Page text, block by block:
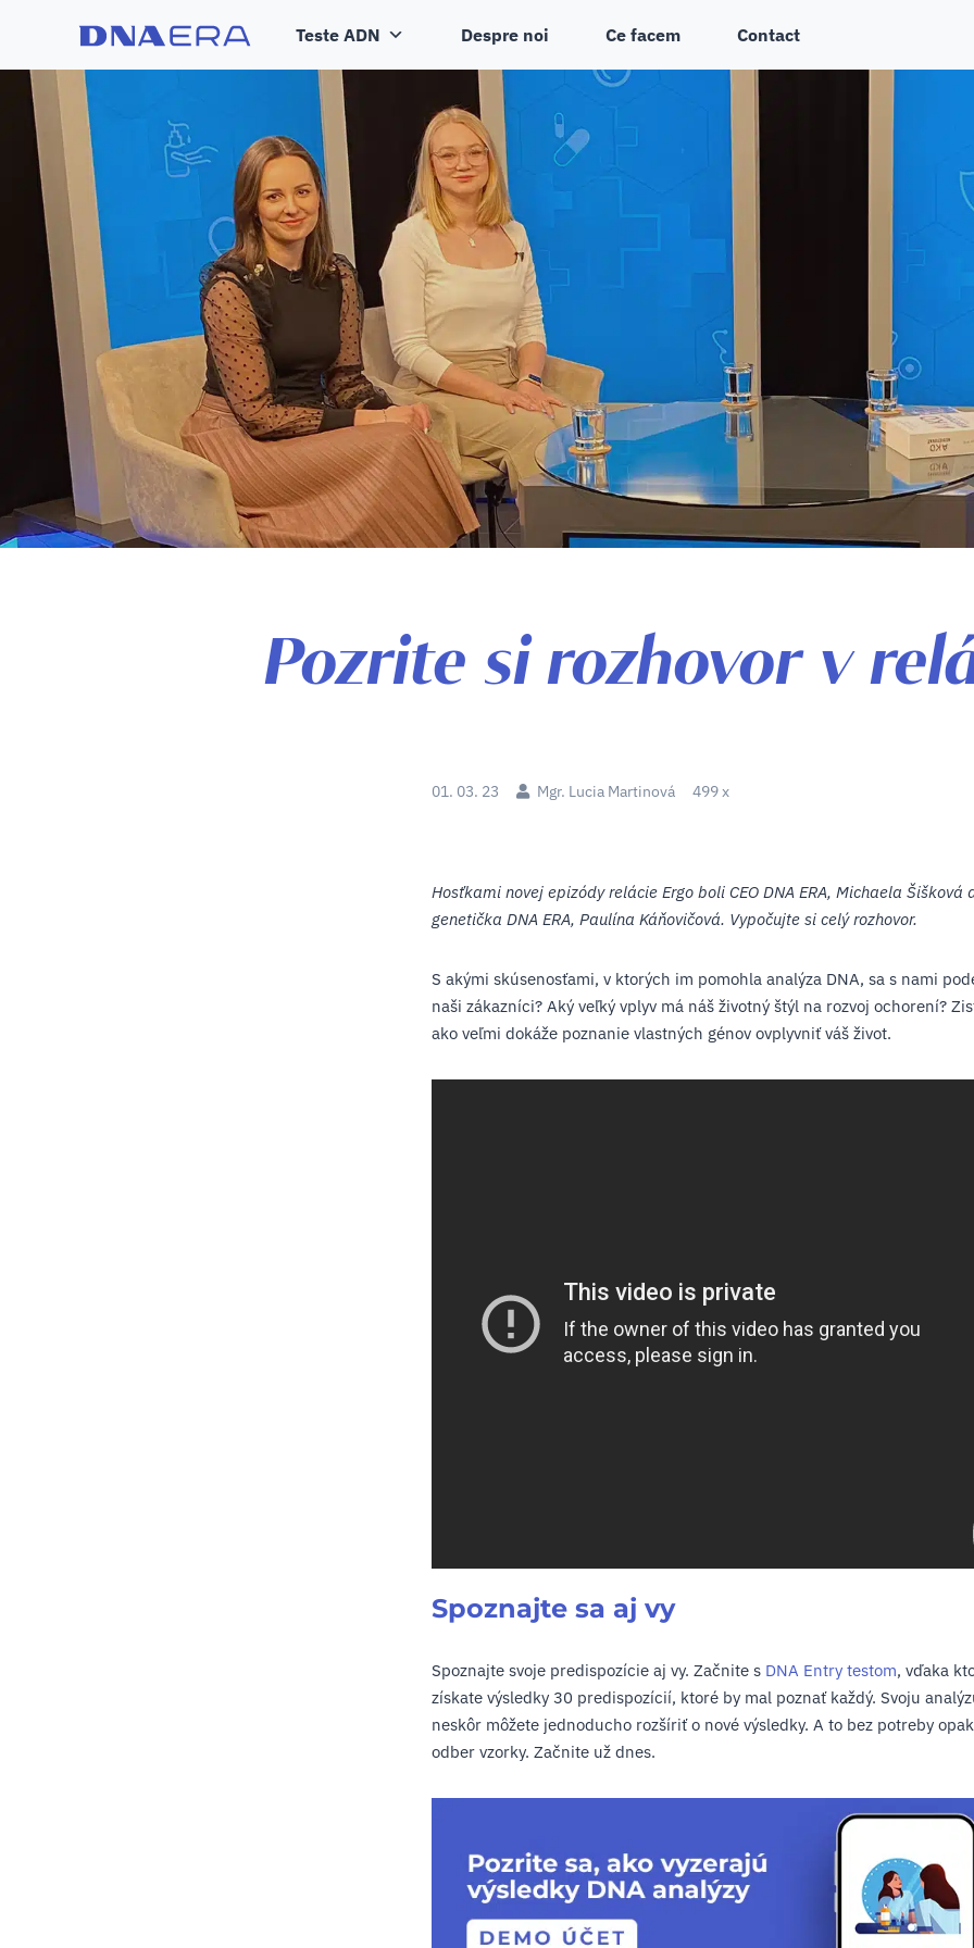
Teste ADN Despre noi Ce facem Contact
Pozrite si rozhovor v
01. 03. 23 Mgr. Lucia Martinová 499 x
Hosťkami novej epizódy relácie Ergo boli CEO DNA ERA, Michaela Šišková
genetička DNA ERA, Paulína Káňovičová. Vypočujte si celý rozhovor.
S akými skúsenosťami, v ktorých im pomohla analýza DNA, sa s nami
naši zákazníci? Aký veľký vplyv má náš životný štýl na rozvoj ochorení?
ako veľmi dokáže poznanie vlastných génov ovplyvniť váš život.
Spoznajte sa aj vy
Spoznajte svoje predispozície aj vy. Začnite s DNA Entry testom, vďaka
získate výsledky 30 predispozícií, ktoré by mal poznať každý. Svoju
neskôr môžete jednoducho rozšíriť o nové výsledky. A to bez potreby
odber vzorky. Začnite už dnes.